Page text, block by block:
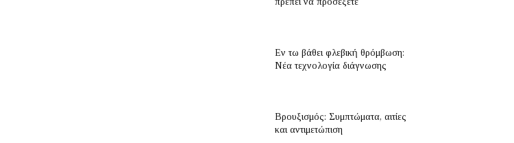
Εν τω βάθει φλεβική θρόμβωση:
Νέα τεχνολογία διάγνωσης
Βρουξισμός: Συμπτώματα, αιτίες
και αντιμετώπιση